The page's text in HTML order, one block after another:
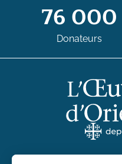
76 000
Donateurs